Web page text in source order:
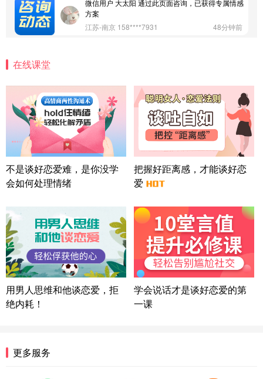
微信用户 大太阳 通过此页面咨询，已获得专属情感
方案
江苏-南京 158****7931
48分钟前
情感方案
北京-朝阳 151****3189
22分钟前
微信用户 巧?媚儿 通过此页面咨询，已获得专属情感
方案
上海-浦东 177****9074
56分钟前
微信用户 Liberty 通过此页面咨询，已获得专属情感
方案
广东-广州 188****5632
湖北-武汉 135****7410
41分钟前
微信用户 困困魚? 通过此页面咨询，已获得专属情感
方案
陕西-西安 139****6283
3分钟前
情感方案
浙江-宁波 150****8921
在线课堂
不是谈好恋爱难，是你没学
会如何处理情绪
把握好距离感，才能谈好恋
爱
用男人思维和他谈恋爱，拒
绝内耗！
学会说话才是谈好恋爱的第
一课
更多服务